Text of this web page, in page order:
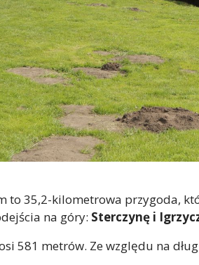
to 35,2-kilometrowa przygoda,
na góry: Sterczynę i
581 metrów. Ze względu na